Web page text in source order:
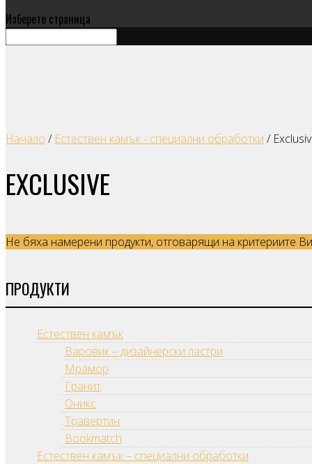
Изберете страница
Начало / Естествен камък - специални обработки /
EXCLUSIVE
Не бяха намерени продукти, отговарящи на критериите
ПРОДУКТИ
Естествен камък
Варовик – дизайнерски ластри
Мрамор
Гранит
Оникс
Травертин
Bookmatch
Естествен камък – специални обработки